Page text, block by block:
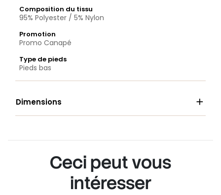
Composition du tissu
95% Polyester / 5% Nylon
Promotion
Promo Canapé
Type de pieds
Pieds bas
Dimensions 
Ceci peut vous
intéresser